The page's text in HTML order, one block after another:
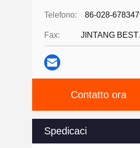
Telefono: 86-028-
Fax:
Contatto ora
Spedicaci